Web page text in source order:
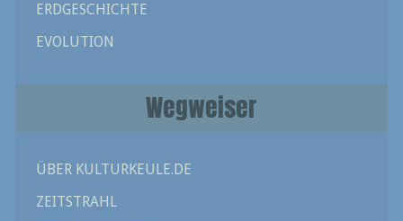
ERDGESCHICHTE
EVOLUTION
Wegweiser
ÜBER KULTURKEULE.DE
ZEITSTRAHL